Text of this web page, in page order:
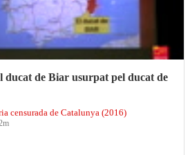
ducat de Biar usurpat pel ducat de
censurada de Catalunya (2016)